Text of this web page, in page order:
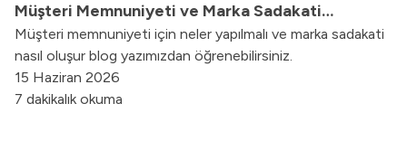
Müşteri Memnuniyeti ve Marka Sadakati
Artırmanın Yolları Nelerdir?
Müşteri memnuniyeti için neler yapılmalı ve marka sadakati
nasıl oluşur blog yazımızdan öğrenebilirsiniz.
15 Haziran 2026
7 dakikalık okuma